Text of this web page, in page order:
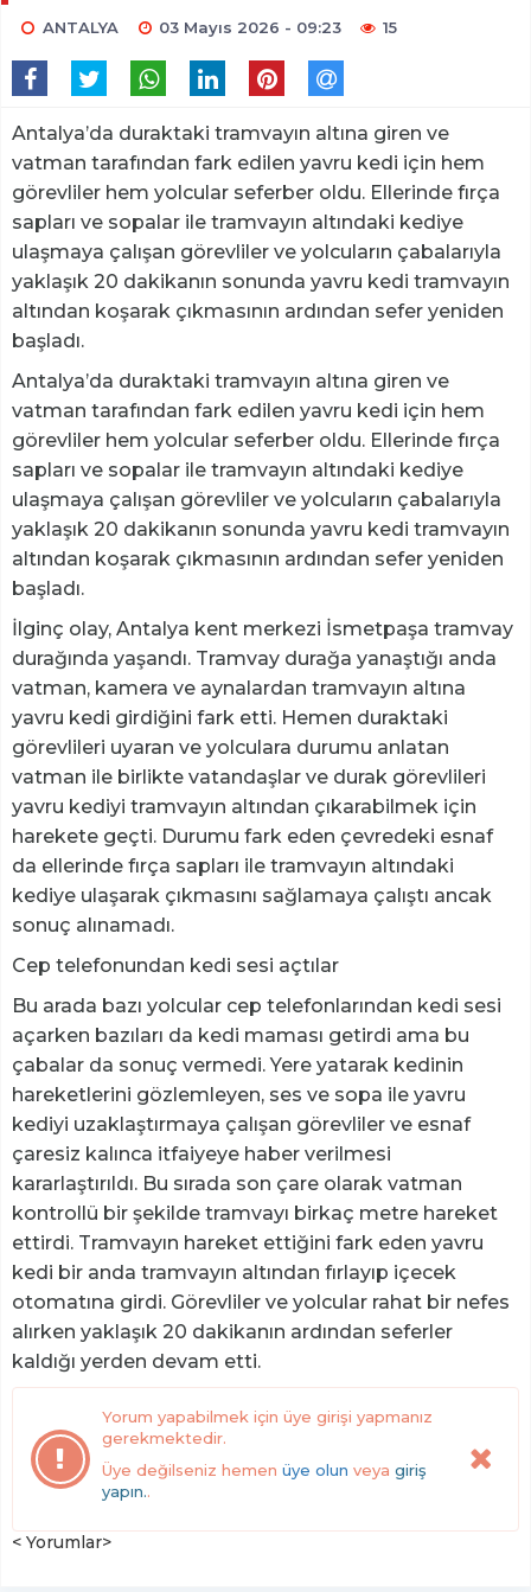
ANTALYA 03 Mayıs 2026 - 09:23 15
Antalya’da duraktaki tramvayın altına giren ve
vatman tarafından fark edilen yavru kedi için hem
görevliler hem yolcular seferber oldu. Ellerinde fırça
sapları ve sopalar ile tramvayın altındaki kediye
ulaşmaya çalışan görevliler ve yolcuların çabalarıyla
yaklaşık 20 dakikanın sonunda yavru kedi tramvayın
altından koşarak çıkmasının ardından sefer yeniden
başladı.
Antalya’da duraktaki tramvayın altına giren ve
vatman tarafından fark edilen yavru kedi için hem
görevliler hem yolcular seferber oldu. Ellerinde fırça
sapları ve sopalar ile tramvayın altındaki kediye
ulaşmaya çalışan görevliler ve yolcuların çabalarıyla
yaklaşık 20 dakikanın sonunda yavru kedi tramvayın
altından koşarak çıkmasının ardından sefer yeniden
başladı.
İlginç olay, Antalya kent merkezi İsmetpaşa tramvay
durağında yaşandı. Tramvay durağa yanaştığı anda
vatman, kamera ve aynalardan tramvayın altına
yavru kedi girdiğini fark etti. Hemen duraktaki
görevlileri uyaran ve yolculara durumu anlatan
vatman ile birlikte vatandaşlar ve durak görevlileri
yavru kediyi tramvayın altından çıkarabilmek için
harekete geçti. Durumu fark eden çevredeki esnaf
da ellerinde fırça sapları ile tramvayın altındaki
kediye ulaşarak çıkmasını sağlamaya çalıştı ancak
sonuç alınamadı.
Cep telefonundan kedi sesi açtılar
Bu arada bazı yolcular cep telefonlarından kedi sesi
açarken bazıları da kedi maması getirdi ama bu
çabalar da sonuç vermedi. Yere yatarak kedinin
hareketlerini gözlemleyen, ses ve sopa ile yavru
kediyi uzaklaştırmaya çalışan görevliler ve esnaf
çaresiz kalınca itfaiyeye haber verilmesi
kararlaştırıldı. Bu sırada son çare olarak vatman
kontrollü bir şekilde tramvayı birkaç metre hareket
ettirdi. Tramvayın hareket ettiğini fark eden yavru
kedi bir anda tramvayın altından fırlayıp içecek
otomatına girdi. Görevliler ve yolcular rahat bir nefes
alırken yaklaşık 20 dakikanın ardından seferler
kaldığı yerden devam etti.
Yorum yapabilmek için üye girişi yapmanız
gerekmektedir.
Üye değilseniz hemen üye olun veya giriş
yapın..
< Yorumlar>